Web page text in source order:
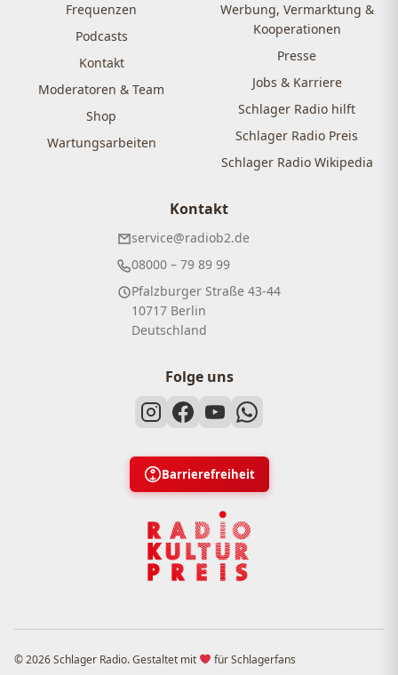
Frequenzen
Podcasts
Kontakt
Moderatoren & Team
Shop
Wartungsarbeiten
Werbung, Vermarktung &
Kooperationen
Presse
Jobs & Karriere
Schlager Radio hilft
Schlager Radio Preis
Schlager Radio Wikipedia
Kontakt
service@radiob2.de
08000 – 79 89 99
Pfalzburger Straße 43-44
10717 Berlin
Deutschland
Folge uns
Barrierefreiheit
© 2026 Schlager Radio. Gestaltet mit
für Schlagerfans